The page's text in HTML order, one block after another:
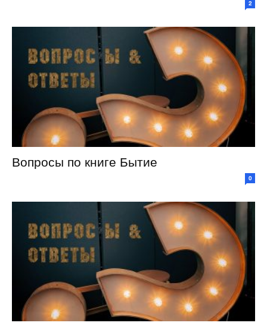
2
Вопросы по книге Бытие
0